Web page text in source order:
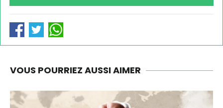
VOUS POURRIEZ AUSSI AIMER